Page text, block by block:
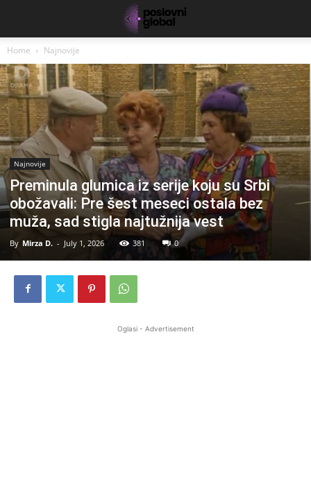
Home Najnovije
Najnovije
Preminula glumica iz serije koju su Srbi
obožavali: Pre šest meseci ostala bez
muža, sad stigla najtužnija vest
By Mirza D. - July 1, 2026 381 0
Oglasi - Advertisement